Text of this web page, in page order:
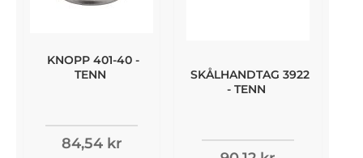
KNOPP 401-40 -
TENN
84,54 kr
SKÅLHANDTAG 3922
- TENN